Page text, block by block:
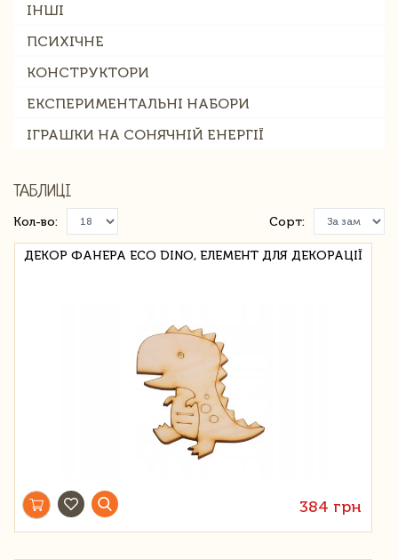
ІНШІ
ПСИХІЧНЕ
КОНСТРУКТОРИ
ЕКСПЕРИМЕНТАЛЬНІ НАБОРИ
ІГРАШКИ НА СОНЯЧНІЙ ЕНЕРГІЇ
ТАБЛИЦІ
Кол-во: Сорт:
ДЕКОР ФАНЕРА ECO DINO, ЕЛЕМЕНТ ДЛЯ ДЕКОРАЦІЇ
384 грн